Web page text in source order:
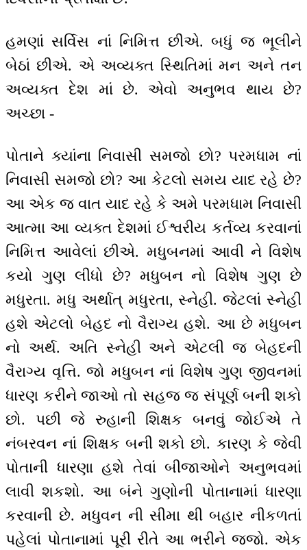
હમણાં સર્વિસ નાં નિમિત્ત છીએ. બધું જ ભૂલીને
બેઠાં છીએ. એ અવ્યક્ત સ્થિતિમાં મન અને તન
અવ્યક્ત દેશ માં છે. એવો અનુભવ થાય છે?
અચ્છા -
પોતાને ક્યાંના નિવાસી સમજો છો? પરમધામ નાં
નિવાસી સમજો છો? આ કેટલો સમય યાદ રહે છે?
આ એક જ વાત યાદ રહે કે અમે પરમધામ નિવાસી
આત્મા આ વ્યક્ત દેશમાં ઈશ્વરીય કર્તવ્ય કરવાનાં
નિમિત્ત આવેલાં છીએ. મધુબનમાં આવી ને વિશેષ
કયો ગુણ લીધો છે? મધુબન નો વિશેષ ગુણ છે
મધુરતા. મધુ અર્થાત્ મધુરતા, સ્નેહી. જેટલાં સ્નેહી
હશે એટલો બેહદ નો વૈરાગ્ય હશે. આ છે મધુબન
નો અર્થ. અતિ સ્નેહી અને એટલી જ બેહદની
વૈરાગ્ય વૃત્તિ. જો મધુબન નાં વિશેષ ગુણ જીવનમાં
ધારણ કરીને જાઓ તો સહજ જ સંપૂર્ણ બની શકો
છો. પછી જે રુહાની શિક્ષક બનવું જોઈએ તે
નંબરવન નાં શિક્ષક બની શકો છો. કારણ કે જેવી
પોતાની ધારણા હશે તેવાં બીજાઓને અનુભવમાં
લાવી શકશો. આ બંને ગુણોની પોતાનામાં ધારણા
કરવાની છે. મધુવન ની સીમા થી બહાર નીકળતાં
પહેલાં પોતાનામાં પૂરી રીતે આ ભરીને જજો. એક